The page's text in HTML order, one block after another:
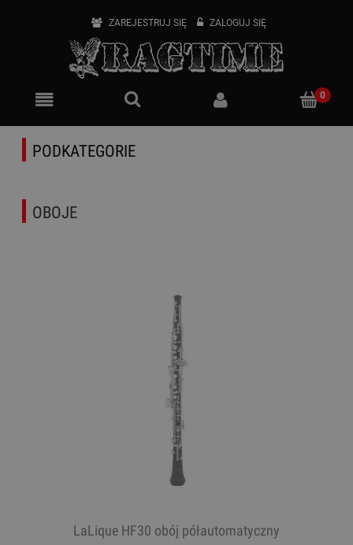
ZAREJESTRUJ SIĘ ZALOGUJ SIĘ
PODKATEGORIE
OBOJE
LaLique HF30 obój półautomatyczny